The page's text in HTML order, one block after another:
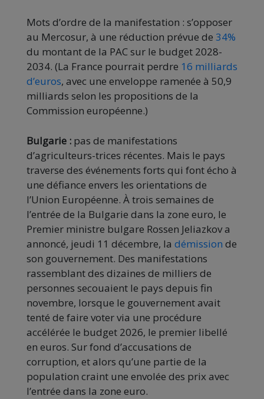
Mots d’ordre de la manifestation : s’opposer
au Mercosur, à une réduction prévue de 34%
du montant de la PAC sur le budget 2028-
2034. (La France pourrait perdre 16 milliards
d’euros, avec une enveloppe ramenée à 50,9
milliards selon les propositions de la
Commission européenne.)
Bulgarie : pas de manifestations
d’agriculteurs-trices récentes. Mais le pays
traverse des événements forts qui font écho à
une défiance envers les orientations de
l’Union Européenne. À trois semaines de
l’entrée de la Bulgarie dans la zone euro, le
Premier ministre bulgare Rossen Jeliazkov a
annoncé, jeudi 11 décembre, la démission de
son gouvernement. Des manifestations
rassemblant des dizaines de milliers de
personnes secouaient le pays depuis fin
novembre, lorsque le gouvernement avait
tenté de faire voter via une procédure
accélérée le budget 2026, le premier libellé
en euros. Sur fond d’accusations de
corruption, et alors qu’une partie de la
population craint une envolée des prix avec
l’entrée dans la zone euro.